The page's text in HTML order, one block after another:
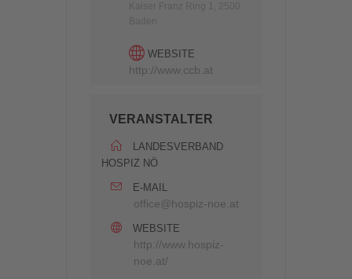
WEBSITE
http://www.ccb.at
VERANSTALTER
LANDESVERBAND
HOSPIZ NÖ
E-MAIL
office@hospiz-noe.at
WEBSITE
http://www.hospiz-
noe.at/